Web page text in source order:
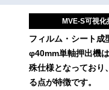
MVE-S可視化
フィルム・シート成
φ40mm単軸押出機
殊仕様となっており
る点が特徴です。